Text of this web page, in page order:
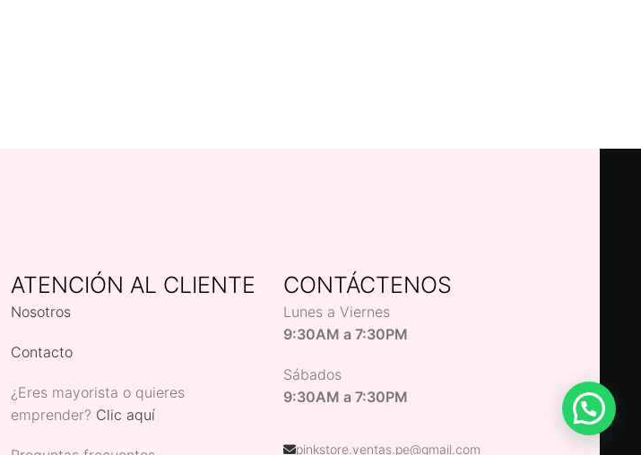
ATENCIÓN AL CLIENTE
Nosotros
Contacto
¿Eres mayorista o quieres
emprender? Clic aquí
CONTÁCTENOS
Lunes a Viernes
9:30AM a 7:30PM
Sábados
9:30AM a 7:30PM
pinkstore.ventas.pe@gmail.com